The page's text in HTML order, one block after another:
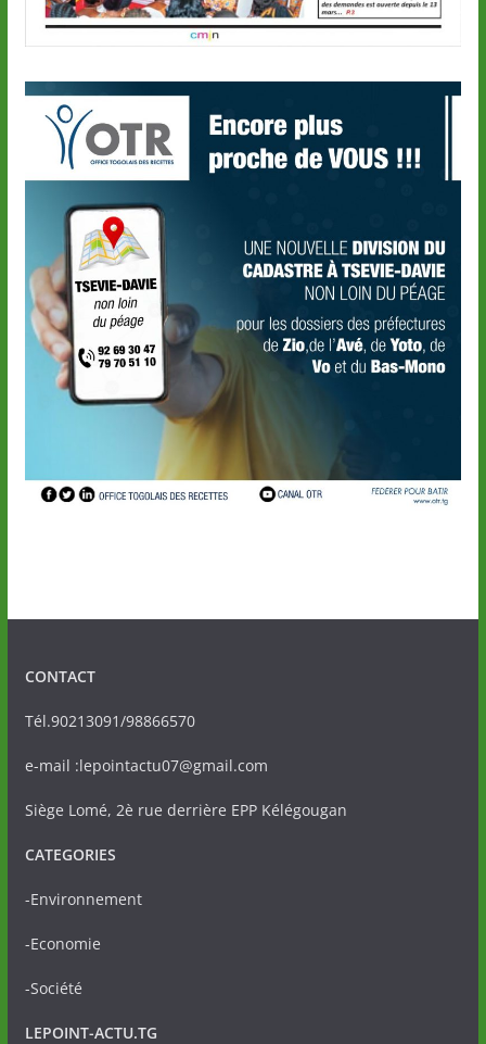
CONTACT
Tél.90213091/98866570
e-mail :lepointactu07@gmail.com
Siège Lomé, 2è rue derrière EPP Kélégougan
CATEGORIES
-Environnement
-Economie
-Société
LEPOINT-ACTU.TG